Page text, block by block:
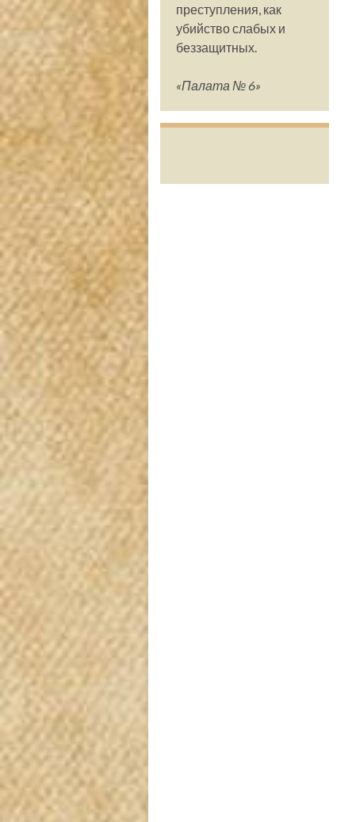
преступления, как
убийство слабых и
беззащитных.
«Палата № 6»